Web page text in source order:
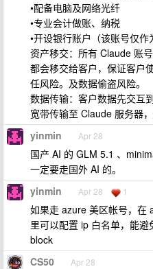
•配备电脑及网络光纤
•专业会计做账、纳税
•开设银行账户（该账号仅作
资产移交：所有 Claude 账
都会移交给客户，保证客户
任风险。及数据偷盗风险。
数据传输：客户数据先交互
宽带传输至 Claude 服务器
yinmin Apr 28
国产 AI 的 GLM 5.1 、
一定要走国外 AI 的。
yinmin Apr 28 1
如果走 azure 美区帐号，在
里可以配置 ip 白名单，能
block
CS50 Apr 28